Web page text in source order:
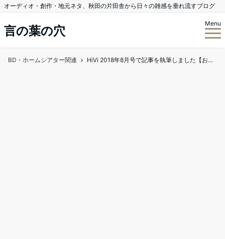
オーディオ・創作・地元ネタ、秋田の片田舎から日々の雑感を垂れ流すブログ
言の葉の穴
Menu
BD・ホームシアター関連 HiVi 2018年8月号で記事を執筆しました【おまけつき】